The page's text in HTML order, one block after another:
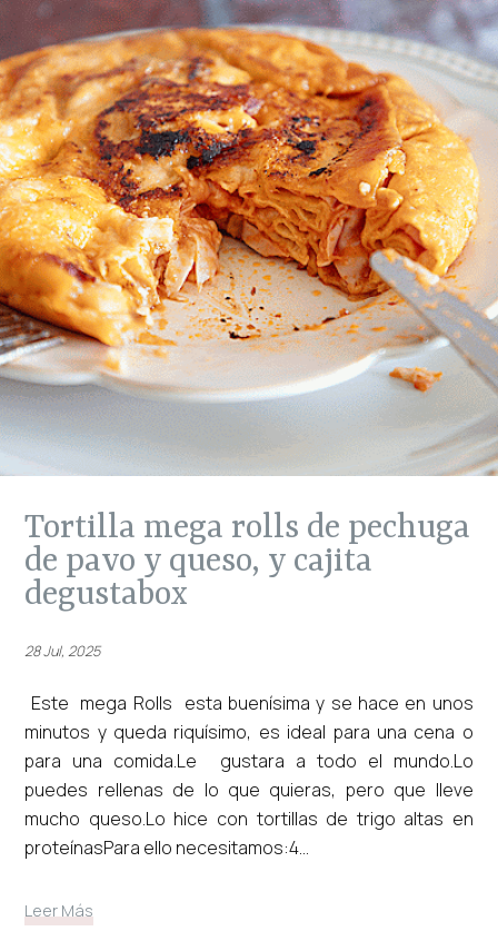
tortilla mega rolls de pechuga
de pavo y queso, y cajita
degustabox
28 Jul, 2025
Este mega Rolls esta buenísima y se hace en unos
minutos y queda riquísimo, es ideal para una cena o
para una comida.Le gustara a todo el mundo.Lo
puedes rellenas de lo que quieras, pero que lleve
mucho queso.Lo hice con tortillas de trigo altas en
proteínasPara ello necesitamos:4...
Leer Más